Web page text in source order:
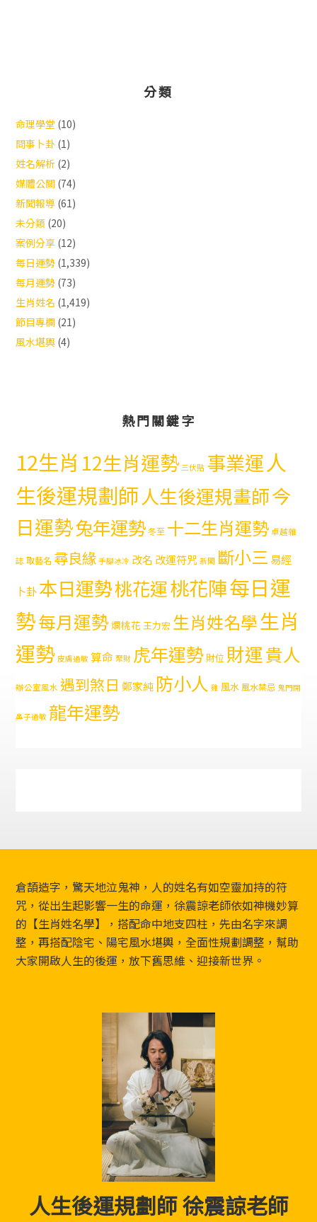
分類
命理學堂 (10)
問事卜卦 (1)
姓名解析 (2)
媒體公關 (74)
新聞報導 (61)
未分類 (20)
案例分享 (12)
每日運勢 (1,339)
每月運勢 (73)
生肖姓名 (1,419)
節目專欄 (21)
風水堪輿 (4)
熱門關鍵字
12生肖 12生肖運勢 三伏貼 事業運人
生後運規劃師人生後運規畫師今
日運勢兔年運勢冬至 十二生肖運勢 卓越雜
誌 取藝名 尋良緣 手腳冰冷 改名 改運符咒 新聞 斷小三易經
卜卦本日運勢桃花運桃花陣每日運
勢每月運勢 爛桃花 王力宏 生肖姓名學生肖
運勢 皮膚過敏 算命 聚財 虎年運勢 財位 財運貴人
辦公室風水 遇到煞日 鄭家純 防小人 雞 風水風水禁忌 鬼門開
鼻子過敏 龍年運勢
Footer
倉頡造字，驚天地泣鬼神，人的姓名有如空靈加持的符
咒，從出生起影響一生的命運，徐震諒老師依如神機妙算
的【生肖姓名學】，搭配命中地支四柱，先由名字來調
整，再搭配陰宅、陽宅風水堪輿，全面性規劃調整，幫助
大家開啟人生的後運，放下舊思維、迎接新世界。
人生後運規劃師 徐震諒老師